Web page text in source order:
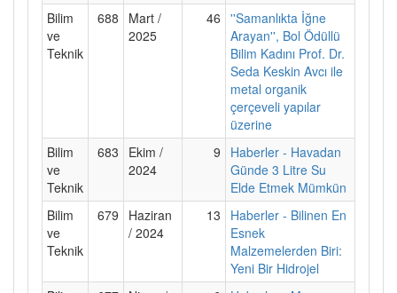
Bilim
ve
Teknik
688
Mart /
2025
46 ''Samanlıkta İğne
Arayan'', Bol Ödüllü
Bilim Kadını Prof. Dr.
Seda Keskin Avcı ile
metal organik
çerçeveli yapılar
üzerine
Bilim
ve
Teknik
683
Ekim /
2024
9
Haberler - Havadan
Günde 3 Litre Su
Elde Etmek Mümkün
Bilim
ve
Teknik
679
Haziran
/ 2024
13
Haberler - Bilinen En
Esnek
Malzemelerden Biri:
Yeni Bir Hidrojel